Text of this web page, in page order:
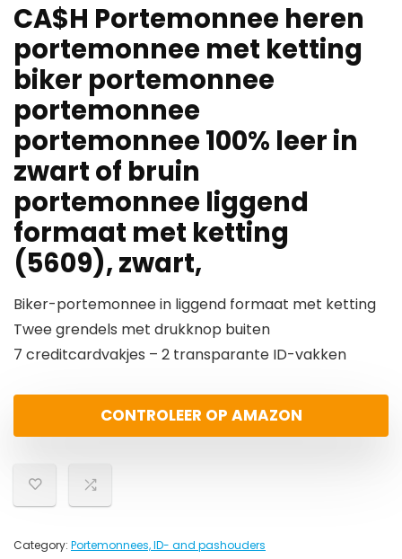
CA$H Portemonnee heren
portemonnee met ketting
biker portemonnee
portemonnee
portemonnee 100% leer in
zwart of bruin
portemonnee liggend
formaat met ketting
(5609), zwart,
Biker-portemonnee in liggend formaat met ketting
Twee grendels met drukknop buiten
7 creditcardvakjes – 2 transparante ID-vakken
CONTROLEER OP AMAZON
Category: Portemonnees, ID- and pashouders